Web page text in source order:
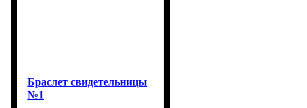
Браслет свидетельницы
№1